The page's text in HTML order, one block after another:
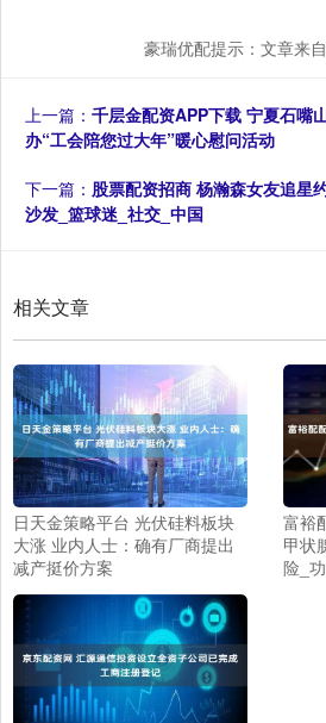
豪瑞优配提示：文章来
上一篇： 千层金配资APP下载 宁夏石嘴
办“工会陪您过大年”暖心慰问活动
下一篇： 股票配资招商 杨瀚森女友追星
沙发_篮球迷_社交_中国
相关文章
日天金策略平台 光伏硅料板块
大涨 业内人士：确有厂商提出
减产挺价方案
富裕
甲状
险_